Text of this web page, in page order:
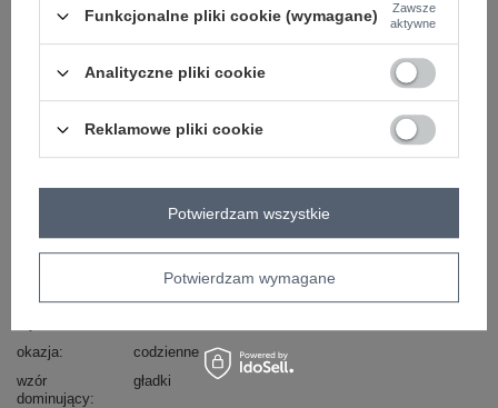
ZALOGUJ SIĘ I ZOBACZ CENĘ
Masz pytanie? Chętnie pomożemy.
sposób prania : pranie w pralce w 30°C
Kod produktu
RV-BZ-A1193.26
okazja
codzienne
wzór
dominujący
gładki
Funkcjonalne pliki cookie (wymagane)
Zawsze
aktywne
Analityczne pliki cookie
Reklamowe pliki cookie
Potwierdzam wymagane
Potwierdzam wszystkie